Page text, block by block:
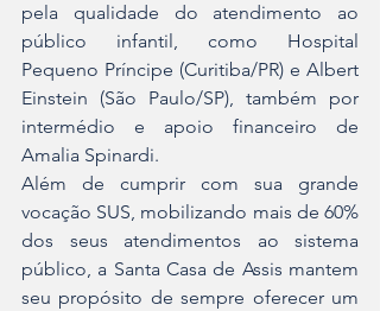
pela qualidade do atendimento ao
público infantil, como Hospital
Pequeno Príncipe (Curitiba/PR) e Albert
Einstein (São Paulo/SP), também por
intermédio e apoio financeiro de
Amalia Spinardi.
Além de cumprir com sua grande
vocação SUS, mobilizando mais de 60%
dos seus atendimentos ao sistema
público, a Santa Casa de Assis mantem
seu propósito de sempre oferecer um